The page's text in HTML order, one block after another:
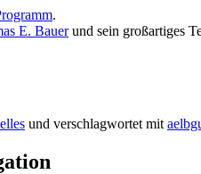
.
E. Bauerund sein großartiges
und verschlagwortet mit